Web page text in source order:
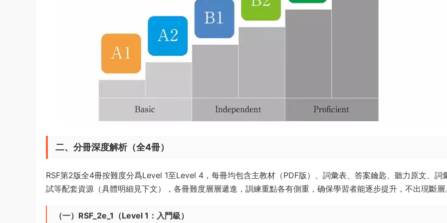
二、分冊深度解析（全4冊）
RSF第2版全4冊按難度分爲Level 1至Level 4，每冊均包含主教材（PDF版）、詞彙表、答案鑰匙、聽力原文、詞
試等配套資源（具體明細見下文），各冊難度層層遞進，訓練重點各有側重，确保學習者能逐步提升，不出現斷層
（一）RSF_2e_1（Level 1：入門級）